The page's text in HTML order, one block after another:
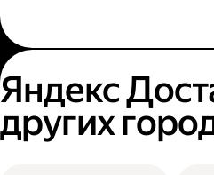
Яндекс
других